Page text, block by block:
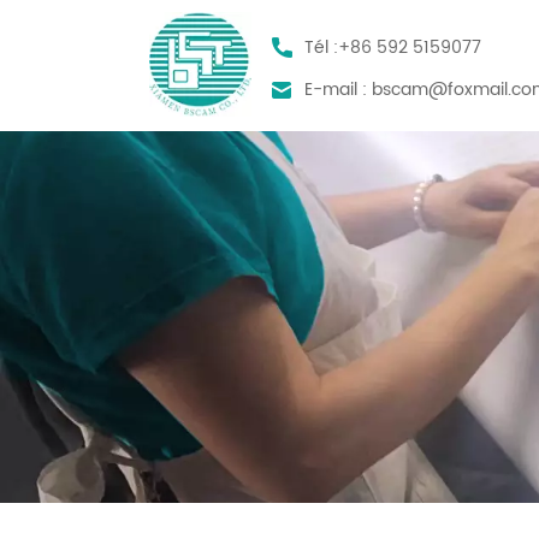
Tél :+86 592 5159077
E-mail :